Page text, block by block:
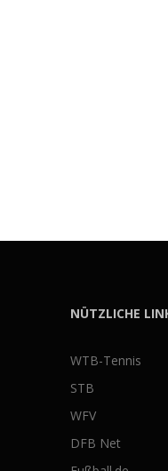
NÜTZLICHE
WTB-Tennis
STB
WFV
DFB Net